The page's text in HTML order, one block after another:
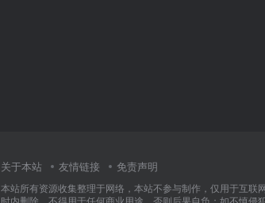
关于本站 友情链接 免责声明
本站所有资源收集整理于网络，本站不参与制作，仅用于互联